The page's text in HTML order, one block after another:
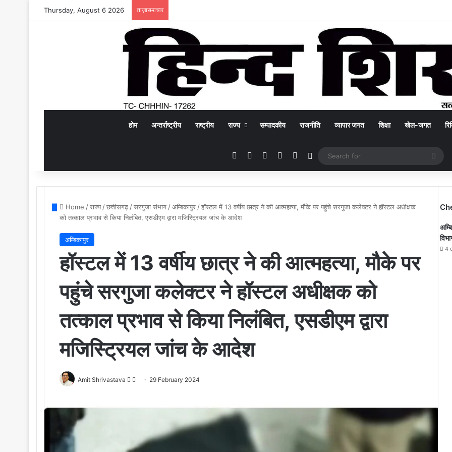
Thursday, August 6 2026 ताज़ासमाचार
होम अन्तर्राष्ट्रीय राष्ट्रीय राज्य सम्पादकीय राजनीति व्यापार जगत शिक्षा खेल-जगत
Facebook YouTubeInstagramWhatsApp
Switch skin
for
Home /राज्य/छत्तीसगढ़/सरगुजा संभाग/अम्बिकापुर/हॉस्टल में 13 वर्षीय छात्र ने की आत्महत्या, मौके पर पहुंचे सरगुजा कलेक्टर ने हॉस्टल अधीक्षक
को तत्काल प्रभाव से किया निलंबित, एसडीएम द्वारा मजिस्ट्रियल जांच के आदेश
अम्बिकापुर
हॉस्टल में 13 वर्षीय छात्र ने की आत्महत्या, मौके पर
पहुंचे सरगुजा कलेक्टर ने हॉस्टल अधीक्षक को
तत्काल प्रभाव से किया निलंबित, एसडीएम द्वारा
मजिस्ट्रियल जांच के आदेश
Amit Shrivastava
F
29 February 2024
4